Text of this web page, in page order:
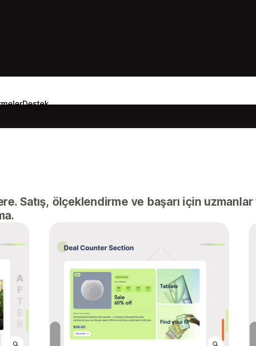
Destek
Satış, ölçeklendirme ve başarı için uzmanlar